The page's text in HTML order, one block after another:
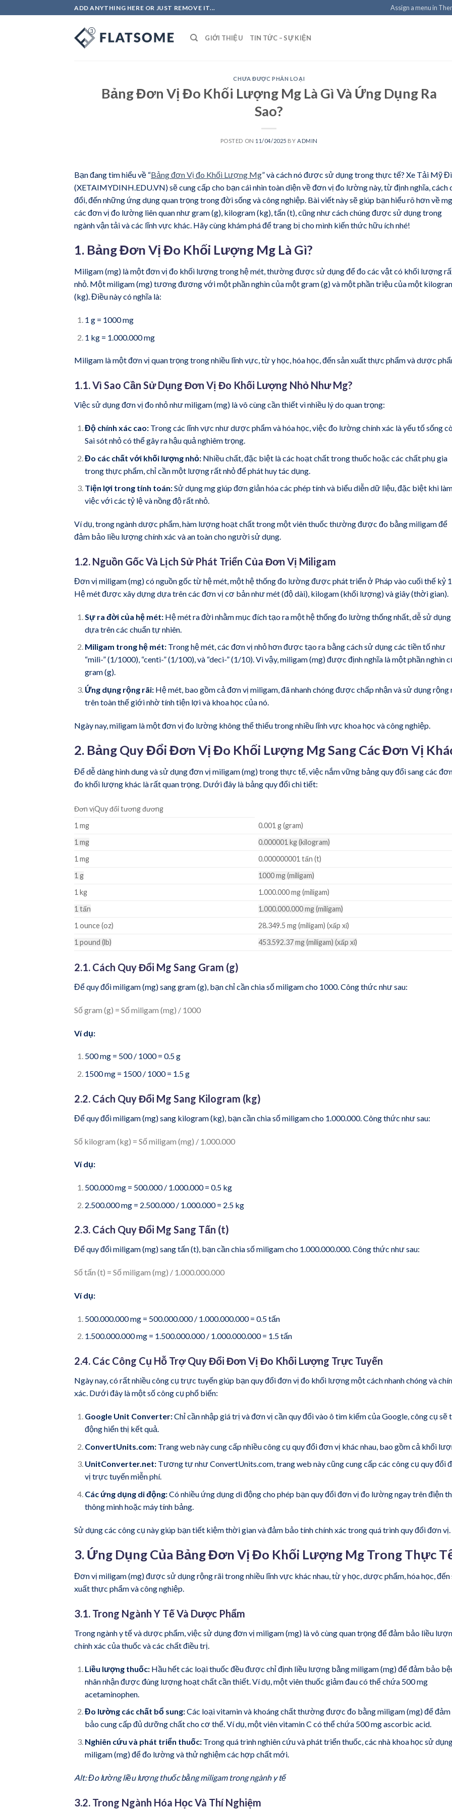
to
ADD ANYTHING HERE OR JUST REMOVE IT... Assign a menu in
GIỚI THIỆU TIN TỨC – SỰ KIỆN
CHƯA ĐƯỢC PHÂN LOẠI
Bảng Đơn Vị Đo Khối Lượng Mg Là Gì Và Ứng Dụng Ra
Sao?
POSTED ON 11/04/2025 BY ADMIN
Bạn đang tìm hiểu về “Bảng đơn Vị đo Khối Lượng Mg” và cách nó được sử dụng trong thực tế? Xe Tải Mỹ
(XETAIMYDINH.EDU.VN) sẽ cung cấp cho bạn cái nhìn toàn diện về đơn vị đo lường này, từ định nghĩa, cách
đổi, đến những ứng dụng quan trọng trong đời sống và công nghiệp. Bài viết này sẽ giúp bạn hiểu rõ hơn về
các đơn vị đo lường liên quan như gram (g), kilogram (kg), tấn (t), cũng như cách chúng được sử dụng trong
ngành vận tải và các lĩnh vực khác. Hãy cùng khám phá để trang bị cho mình kiến thức hữu ích nhé!
1. Bảng Đơn Vị Đo Khối Lượng Mg Là Gì?
Miligam (mg) là một đơn vị đo khối lượng trong hệ mét, thường được sử dụng để đo các vật có khối lượng
nhỏ. Một miligam (mg) tương đương với một phần nghìn của một gram (g) và một phần triệu của một
(kg). Điều này có nghĩa là:
1 g = 1000 mg
1 kg = 1.000.000 mg
Miligam là một đơn vị quan trọng trong nhiều lĩnh vực, từ y học, hóa học, đến sản xuất thực phẩm và dược
1.1. Vì Sao Cần Sử Dụng Đơn Vị Đo Khối Lượng Nhỏ Như Mg?
Việc sử dụng đơn vị đo nhỏ như miligam (mg) là vô cùng cần thiết vì nhiều lý do quan trọng:
Độ chính xác cao:Trong các lĩnh vực như dược phẩm và hóa học, việc đo lường chính xác là yếu tố sống
Sai sót nhỏ có thể gây ra hậu quả nghiêm trọng.
Đo các chất với khối lượng nhỏ:Nhiều chất, đặc biệt là các hoạt chất trong thuốc hoặc các chất phụ gia
trong thực phẩm, chỉ cần một lượng rất nhỏ để phát huy tác dụng.
Tiện lợi trong tính toán:Sử dụng mg giúp đơn giản hóa các phép tính và biểu diễn dữ liệu, đặc biệt khi
việc với các tỷ lệ và nồng độ rất nhỏ.
Ví dụ, trong ngành dược phẩm, hàm lượng hoạt chất trong một viên thuốc thường được đo bằng miligam để
đảm bảo liều lượng chính xác và an toàn cho người sử dụng.
1.2. Nguồn Gốc Và Lịch Sử Phát Triển Của Đơn Vị Miligam
Đơn vị miligam (mg) có nguồn gốc từ hệ mét, một hệ thống đo lường được phát triển ở Pháp vào cuối thế kỷ
Hệ mét được xây dựng dựa trên các đơn vị cơ bản như mét (độ dài), kilogam (khối lượng) và giây (thời gian).
Sự ra đời của hệ mét:Hệ mét ra đời nhằm mục đích tạo ra một hệ thống đo lường thống nhất, dễ sử dụng
dựa trên các chuẩn tự nhiên.
Miligam trong hệ mét:Trong hệ mét, các đơn vị nhỏ hơn được tạo ra bằng cách sử dụng các tiền tố như
“mili-” (1/1000), “centi-” (1/100), và “deci-” (1/10). Vì vậy, miligam (mg) được định nghĩa là một phần nghìn
gram (g).
Ứng dụng rộng rãi:Hệ mét, bao gồm cả đơn vị miligam, đã nhanh chóng được chấp nhận và sử dụng rộng
trên toàn thế giới nhờ tính tiện lợi và khoa học của nó.
Ngày nay, miligam là một đơn vị đo lường không thể thiếu trong nhiều lĩnh vực khoa học và công nghiệp.
2. Bảng Quy Đổi Đơn Vị Đo Khối Lượng Mg Sang Các Đơn Vị
Để dễ dàng hình dung và sử dụng đơn vị miligam (mg) trong thực tế, việc nắm vững bảng quy đổi sang các
đo khối lượng khác là rất quan trọng. Dưới đây là bảng quy đổi chi tiết:
Đơn vịQuy đổi tương đương
1 mg
0.001 g (gram)
1 mg
0.000001 kg (kilogram)
1 mg
0.000000001 tấn (t)
1 g
1000 mg (miligam)
1 kg
1.000.000 mg (miligam)
1 tấn
1.000.000.000 mg (miligam)
1 ounce (oz)
28.349.5 mg (miligam) (xấp xỉ)
1 pound (lb)
453.592.37 mg (miligam) (xấp xỉ)
2.1. Cách Quy Đổi Mg Sang Gram (g)
Để quy đổi miligam (mg) sang gram (g), bạn chỉ cần chia số miligam cho 1000. Công thức như sau:
Số gram (g) = Số miligam (mg) / 1000
Ví dụ:
500 mg = 500 / 1000 = 0.5 g
1500 mg = 1500 / 1000 = 1.5 g
2.2. Cách Quy Đổi Mg Sang Kilogram (kg)
Để quy đổi miligam (mg) sang kilogram (kg), bạn cần chia số miligam cho 1.000.000. Công thức như sau:
Số kilogram (kg) = Số miligam (mg) / 1.000.000
Ví dụ:
500.000 mg = 500.000 / 1.000.000 = 0.5 kg
2.500.000 mg = 2.500.000 / 1.000.000 = 2.5 kg
2.3. Cách Quy Đổi Mg Sang Tấn (t)
Để quy đổi miligam (mg) sang tấn (t), bạn cần chia số miligam cho 1.000.000.000. Công thức như sau:
Số tấn (t) = Số miligam (mg) / 1.000.000.000
Ví dụ:
500.000.000 mg = 500.000.000 / 1.000.000.000 = 0.5 tấn
1.500.000.000 mg = 1.500.000.000 / 1.000.000.000 = 1.5 tấn
2.4. Các Công Cụ Hỗ Trợ Quy Đổi Đơn Vị Đo Khối Lượng Trực Tuyến
Ngày nay, có rất nhiều công cụ trực tuyến giúp bạn quy đổi đơn vị đo khối lượng một cách nhanh chóng và
xác. Dưới đây là một số công cụ phổ biến:
Google Unit Converter:Chỉ cần nhập giá trị và đơn vị cần quy đổi vào ô tìm kiếm của Google, công cụ sẽ
động hiển thị kết quả.
ConvertUnits.com:Trang web này cung cấp nhiều công cụ quy đổi đơn vị khác nhau, bao gồm cả khối
UnitConverter.net:Tương tự như ConvertUnits.com, trang web này cũng cung cấp các công cụ quy đổi
vị trực tuyến miễn phí.
Các ứng dụng di động:Có nhiều ứng dụng di động cho phép bạn quy đổi đơn vị đo lường ngay trên điện
thông minh hoặc máy tính bảng.
Sử dụng các công cụ này giúp bạn tiết kiệm thời gian và đảm bảo tính chính xác trong quá trình quy đổi đơn vị.
3. Ứng Dụng Của Bảng Đơn Vị Đo Khối Lượng Mg Trong Thực
Đơn vị miligam (mg) được sử dụng rộng rãi trong nhiều lĩnh vực khác nhau, từ y học, dược phẩm, hóa học, đến
xuất thực phẩm và công nghiệp.
3.1. Trong Ngành Y Tế Và Dược Phẩm
Trong ngành y tế và dược phẩm, việc sử dụng đơn vị miligam (mg) là vô cùng quan trọng để đảm bảo liều
chính xác của thuốc và các chất điều trị.
Liều lượng thuốc:Hầu hết các loại thuốc đều được chỉ định liều lượng bằng miligam (mg) để đảm bảo
nhân nhận được đúng lượng hoạt chất cần thiết. Ví dụ, một viên thuốc giảm đau có thể chứa 500 mg
acetaminophen.
Đo lường các chất bổ sung:Các loại vitamin và khoáng chất thường được đo bằng miligam (mg) để đảm
bảo cung cấp đủ dưỡng chất cho cơ thể. Ví dụ, một viên vitamin C có thể chứa 500 mg ascorbic acid.
Nghiên cứu và phát triển thuốc:Trong quá trình nghiên cứu và phát triển thuốc, các nhà khoa học sử
miligam (mg) để đo lường và thử nghiệm các hợp chất mới.
Alt: Đo lường liều lượng thuốc bằng miligam trong ngành y tế
3.2. Trong Ngành Hóa Học Và Thí Nghiệm